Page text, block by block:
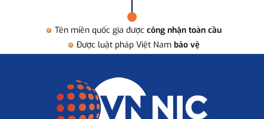
Tên miền quốc gia được công nhận toàn cầu
Được luật pháp Việt Nam bảo vệ